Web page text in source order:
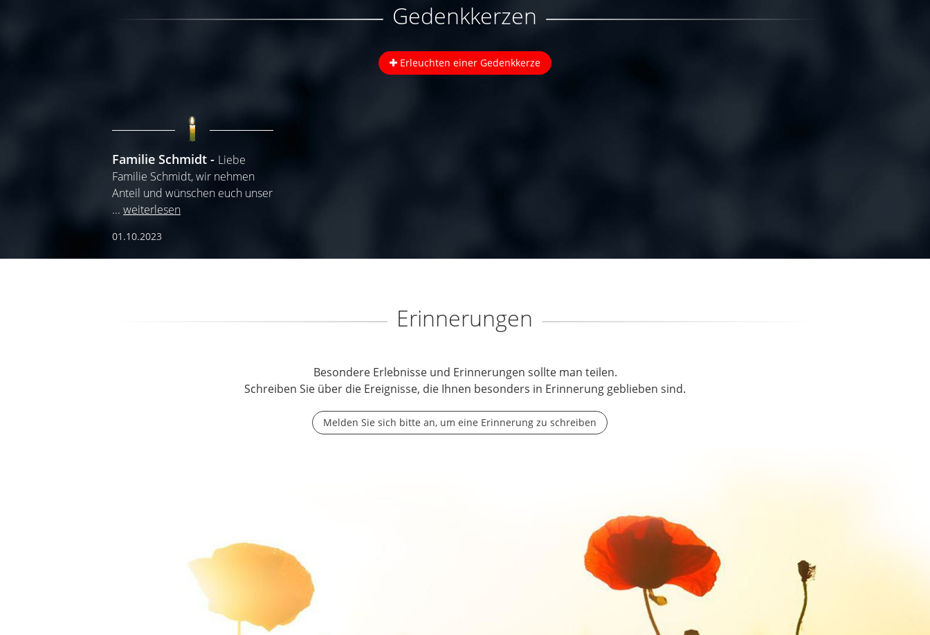
Gedenkkerzen
Erleuchten einer Gedenkkerze
Familie Schmidt
Liebe
Familie Schmidt, wir nehmen
Anteil und wünschen euch unser
... weiterlesen
01.10.2023
Erinnerungen
Besondere Erlebnisse und Erinnerungen sollte man teilen.
Schreiben Sie über die Ereignisse, die Ihnen besonders in Erinnerung geblieben sind.
Melden Sie sich bitte an, um eine Erinnerung zu schreiben